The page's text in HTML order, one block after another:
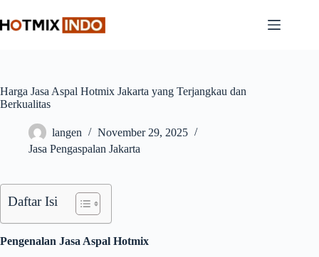
to
content
Harga Jasa Aspal Hotmix Jakarta yang Terjangkau dan
Berkualitas
langen
November 29, 2025
Jasa Pengaspalan Jakarta
Daftar Isi
Pengenalan Jasa Aspal Hotmix